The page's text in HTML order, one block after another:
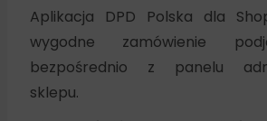
Aplikacja DPD Polska dla
wygodne zamówienie
bezpośrednio z panelu
sklepu.